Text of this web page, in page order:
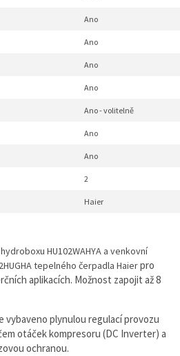
Ano
Ano
Ano
Ano
Ano - volitelně
Ano
Ano
2
Haier
HU102WAHYA a venkovní
tepelného čerpadla Haierpro
aplikacích. Možnost zapojit až 8
vybaveno plynulou regulací provozu
otáček kompresoru (DC Inverter) a
ochranou.